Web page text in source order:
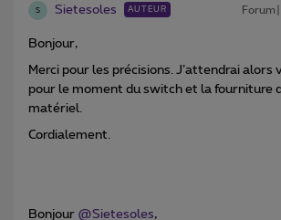
S Sietesoles AUTEUR
Bonjour,
Merci pour les précisions. J’attendrai
pour le moment du switch et la fourniture
matériel.
Cordialement.
Bonjour @Sietesoles,